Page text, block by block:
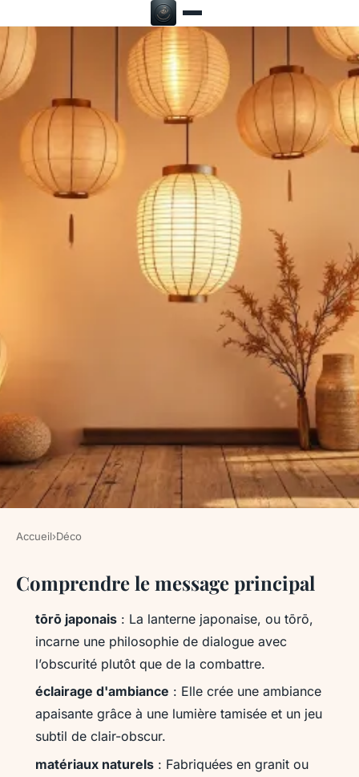
Découvrez comment nos
lanternes japonaises
métamorphosent votre espace
30/03/2026 10:40
Accueil›Déco
Comprendre le message principal
tōrō japonais : La lanterne japonaise, ou tōrō,
incarne une philosophie de dialogue avec
l’obscurité plutôt que de la combattre.
éclairage d'ambiance : Elle crée une ambiance
apaisante grâce à une lumière tamisée et un jeu
subtil de clair-obscur.
matériaux naturels : Fabriquées en granit ou